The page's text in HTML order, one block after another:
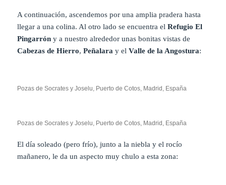
A continuación, ascendemos por una amplia pradera hasta
llegar a una colina. Al otro lado se encuentra elRefugio El
Pingarrón y a nuestro alrededor unas bonitas vistas de
Cabezas de Hierro,Peñalara y elValle de la Angostura:
Pozas de Socrates y Joselu, Puerto de Cotos, Madrid, España
Pozas de Socrates y Joselu, Puerto de Cotos, Madrid, España
El día soleado (pero frío), junto a la niebla y el rocío
mañanero, le da un aspecto muy chulo a esta zona: